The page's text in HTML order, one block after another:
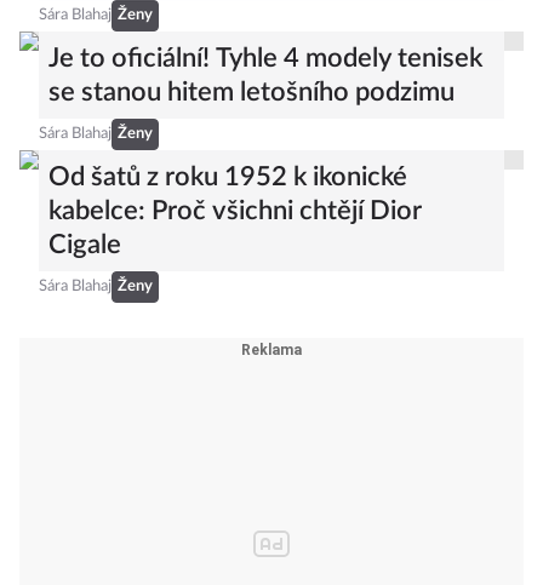
Sára Blahaj Ženy
Je to oficiální! Tyhle 4 modely tenisek
se stanou hitem letošního podzimu
Sára Blahaj Ženy
Od šatů z roku 1952 k ikonické
kabelce: Proč všichni chtějí Dior
Cigale
Sára Blahaj Ženy